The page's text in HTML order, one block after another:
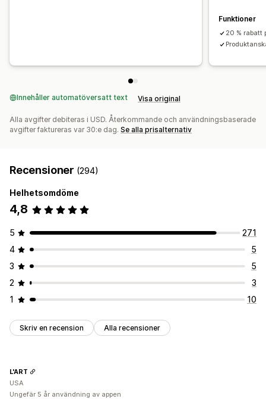
Funktioner
20 % rabatt
Innehåller automatöversatt text Visa original
Alla avgifter debiteras i USD. Återkommande och användningsbaserade
avgifter faktureras var 30:e dag. Se alla prisalternativ
Recensioner (294)
Helhetsomdöme
4,8
5
271
4
5
3
5
2
3
1
10
Skriv en recension Alla recensioner
L'ART
USA
Ungefär 5 år användning av appen